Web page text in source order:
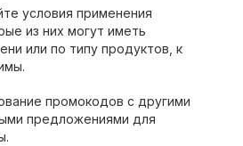
условия применения
из них могут иметь
или по типу продуктов, к
промокодов с другими
предложениями для